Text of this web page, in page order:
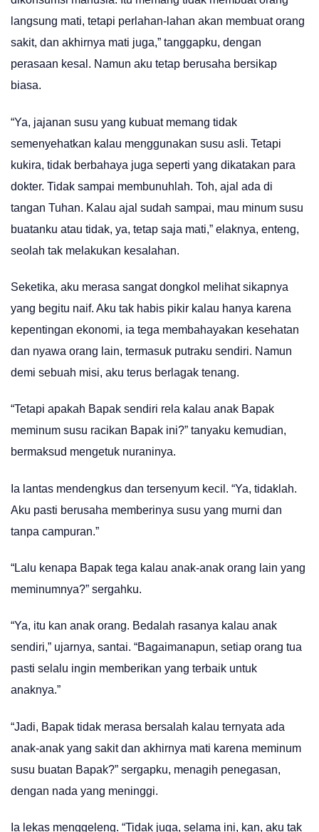
langsung mati, tetapi perlahan-lahan akan membuat orang
sakit, dan akhirnya mati juga,” tanggapku, dengan
perasaan kesal. Namun aku tetap berusaha bersikap
biasa.
“Ya, jajanan susu yang kubuat memang tidak
semenyehatkan kalau menggunakan susu asli. Tetapi
kukira, tidak berbahaya juga seperti yang dikatakan para
dokter. Tidak sampai membunuhlah. Toh, ajal ada di
tangan Tuhan. Kalau ajal sudah sampai, mau minum susu
buatanku atau tidak, ya, tetap saja mati,” elaknya, enteng,
seolah tak melakukan kesalahan.
Seketika, aku merasa sangat dongkol melihat sikapnya
yang begitu naif. Aku tak habis pikir kalau hanya karena
kepentingan ekonomi, ia tega membahayakan kesehatan
dan nyawa orang lain, termasuk putraku sendiri. Namun
demi sebuah misi, aku terus berlagak tenang.
“Tetapi apakah Bapak sendiri rela kalau anak Bapak
meminum susu racikan Bapak ini?” tanyaku kemudian,
bermaksud mengetuk nuraninya.
Ia lantas mendengkus dan tersenyum kecil. “Ya, tidaklah.
Aku pasti berusaha memberinya susu yang murni dan
tanpa campuran.”
“Lalu kenapa Bapak tega kalau anak-anak orang lain yang
meminumnya?” sergahku.
“Ya, itu kan anak orang. Bedalah rasanya kalau anak
sendiri,” ujarnya, santai. “Bagaimanapun, setiap orang tua
pasti selalu ingin memberikan yang terbaik untuk
anaknya.”
“Jadi, Bapak tidak merasa bersalah kalau ternyata ada
anak-anak yang sakit dan akhirnya mati karena meminum
susu buatan Bapak?” sergapku, menagih penegasan,
dengan nada yang meninggi.
Ia lekas menggeleng. “Tidak juga, selama ini, kan, aku tak